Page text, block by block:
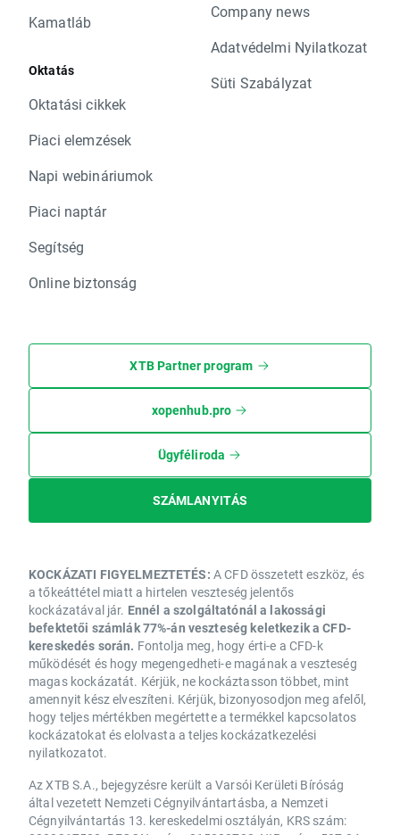
Kamatláb
Oktatás
Oktatási cikkek
Piaci elemzések
Napi webináriumok
Piaci naptár
Segítség
Online biztonság
Company news
Adatvédelmi Nyilatkozat
Süti Szabályzat
XTB Partner program
xopenhub.pro
Ügyféliroda
SZÁMLANYITÁS
KOCKÁZATI FIGYELMEZTETÉS: A CFD összetett eszköz, és
a tőkeáttétel miatt a hirtelen veszteség jelentős
kockázatával jár. Ennél a szolgáltatónál a lakossági
befektetői számlák 77%-án veszteség keletkezik a CFD-
kereskedés során. Fontolja meg, hogy érti-e a CFD-k
működését és hogy megengedheti-e magának a veszteség
magas kockázatát. Kérjük, ne kockáztasson többet, mint
amennyit kész elveszíteni. Kérjük, bizonyosodjon meg afelől,
hogy teljes mértékben megértette a termékkel kapcsolatos
kockázatokat és elolvasta a teljes kockázatkezelési
nyilatkozatot.
Az XTB S.A., bejegyzésre került a Varsói Kerületi Bíróság
által vezetett Nemzeti Cégnyilvántartásba, a Nemzeti
Cégnyilvántartás 13. kereskedelmi osztályán, KRS szám: